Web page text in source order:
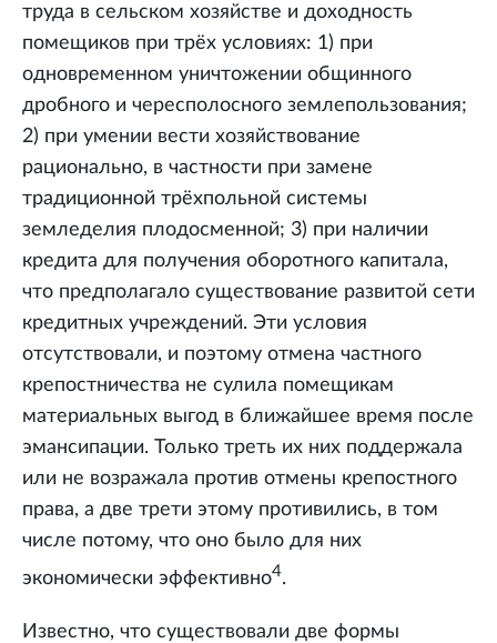
труда в сельском хозяйстве и доходность
помещиков при трёх условиях: 1) при
одновременном уничтожении общинного
дробного и чересполосного землепользования;
2) при умении вести хозяйствование
рационально, в частности при замене
традиционной трёхпольной системы
земледелия плодосменной; 3) при наличии
кредита для получения оборотного капитала,
что предполагало существование развитой сети
кредитных учреждений. Эти условия
отсутствовали, и поэтому отмена частного
крепостничества не сулила помещикам
материальных выгод в ближайшее время после
эмансипации. Только треть их них поддержала
или не возражала против отмены крепостного
права, а две трети этому противились, в том
числе потому, что оно было для них
экономически эффективно4.
Известно, что существовали две формы